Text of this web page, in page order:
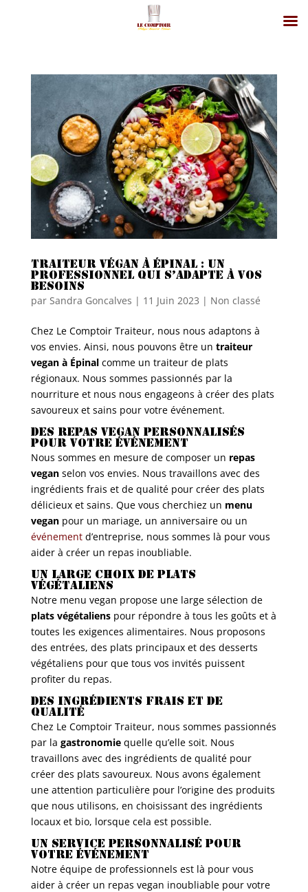
Traiteur végan à Épinal : un
professionnel qui s’adapte à vos
besoins
par Sandra Goncalves | 11 Juin 2023 | Non classé
Chez Le Comptoir Traiteur, nous nous adaptons à
vos envies. Ainsi, nous pouvons être un traiteur
vegan à Épinalcomme un traiteur de plats
régionaux. Nous sommes passionnés par la
nourriture et nous nous engageons à créer des plats
savoureux et sains pour votre événement.
Des repas vegan personnalisés
pour votre événement
Nous sommes en mesure de composer un repas
veganselon vos envies. Nous travaillons avec des
ingrédients frais et de qualité pour créer des plats
délicieux et sains. Que vous cherchiez un menu
veganpour un mariage, un anniversaire ou un
événementd’entreprise, nous sommes là pour vous
aider à créer un repas inoubliable.
Un large choix de plats
végétaliens
Notre menu vegan propose une large sélection de
plats végétalienspour répondre à tous les goûts et à
toutes les exigences alimentaires. Nous proposons
des entrées, des plats principaux et des desserts
végétaliens pour que tous vos invités puissent
profiter du repas.
Des ingrédients frais et de
qualité
Chez Le Comptoir Traiteur, nous sommes passionnés
par la gastronomiequelle qu’elle soit. Nous
travaillons avec des ingrédients de qualité pour
créer des plats savoureux. Nous avons également
une attention particulière pour l’origine des produits
que nous utilisons, en choisissant des ingrédients
locaux et bio, lorsque cela est possible.
Un service personnalisé pour
votre événement
Notre équipe de professionnels est là pour vous
aider à créer un repas vegan inoubliable pour votre